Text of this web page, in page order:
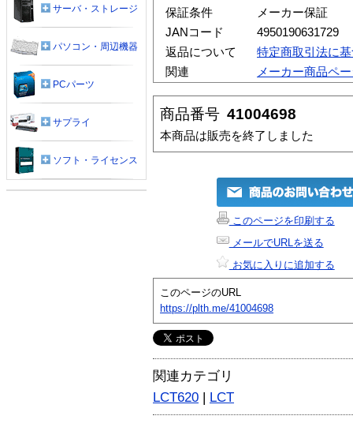
保証条件
メーカー保証
JANコード
4950190631729
返品について
特定商取引法に
関連
メーカー商品ペ
商品番号 41004698
本商品は販売を終了しました
このページを印刷する
メールでURLを送る
お気に入りに追加する
このページのURL
https://plth.me/41004698
関連カテゴリ
LCT620 | LCT
サーバ・ストレージ
パソコン・周辺機器
PCパーツ
サプライ
ソフト・ライセンス